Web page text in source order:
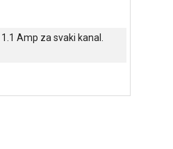
Аmp za svaki kanal.